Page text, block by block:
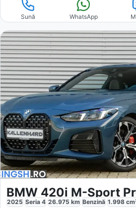
Sună WhatsApp
BMW 420i M-Sport
2025 Seria 4 26.975 km Benzină 1.998